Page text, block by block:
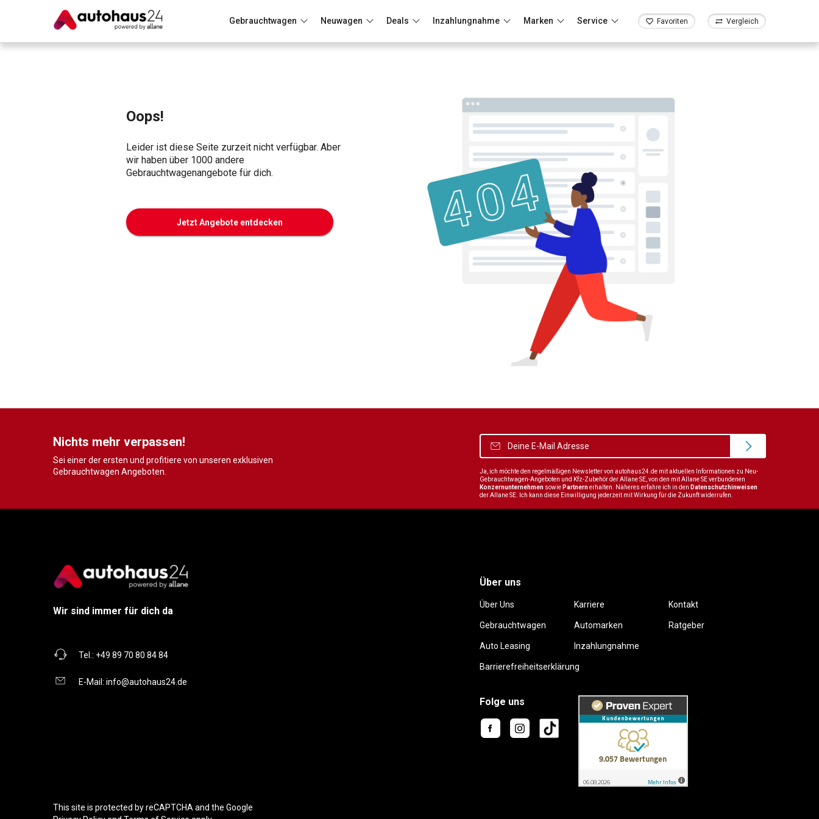
Gebrauchtwagen Neuwagen Deals Inzahlungnahme Marken Service Favoriten Vergleich
Oops!
Leider ist diese Seite zurzeit nicht verfügbar. Aber
wir haben über 1000 andere
Gebrauchtwagenangebote für dich.
Jetzt Angebote entdecken
Nichts mehr verpassen!
Sei einer der ersten und profitiere von unseren exklusiven
Gebrauchtwagen Angeboten.
Ja, ich möchte den regelmäßigen Newsletter von autohaus24.de mit aktuellen Informationen zu Neu-
Gebrauchtwagen-Angeboten und Kfz-Zubehör der Allane SE, von den mit Allane SE verbundenen
Konzernunternehmen sowie Partnernerhalten. Näheres erfahre ich in den Datenschutzhinweisen
der Allane SE. Ich kann diese Einwilligung jederzeit mit Wirkung für die Zukunft widerrufen.
Wir sind immer für dich da
Tel.: +49 89 70 80 84 84
E-Mail: info@autohaus24.de
Über uns
Über Uns Karriere Kontakt
Gebrauchtwagen Automarken Ratgeber
Auto Leasing Inzahlungnahme
Barrierefreiheitserklärung
Folge uns
This site is protected by reCAPTCHA and the Google